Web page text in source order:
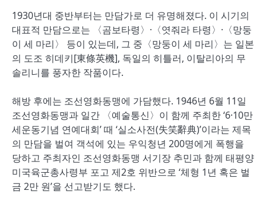
1930년대 중반부터는 만담가로 더 유명해졌다. 이 시기의
대표적 만담으로는 〈곰보타령〉·〈엿줘라 타령〉·〈망둥
이 세 마리〉 등이 있는데, 그 중〈망둥이 세 마리〉는 일본
의 도조 히데키[東條英機], 독일의 히틀러, 이탈리아의 무
솔리니를 풍자한 작품이다.
해방 후에는 조선영화동맹에 가담했다. 1946년 6월 11일
조선영화동맹과 일간 〈예술통신〉이 함께 주최한 ‘6·10만
세운동기념 연예대회’ 때 ‘실소사전(失笑辭典)’이라는 제목
의 만담을 벌여 객석에 있는 우익청년 200명에게 폭행을
당하고 주최자인 조선영화동맹 서기장 추민과 함께 태평양
미국육군총사령부 포고 제2호 위반으로 ‘체형 1년 혹은 벌
금 2만 원’을 선고받기도 했다.